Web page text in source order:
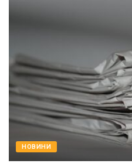
НОВИНИ